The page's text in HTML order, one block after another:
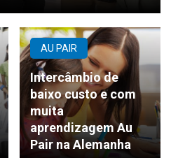
AU PAIR
Intercâmbio de
baixo custo e com
muita
aprendizagem Au
Pair na Alemanha